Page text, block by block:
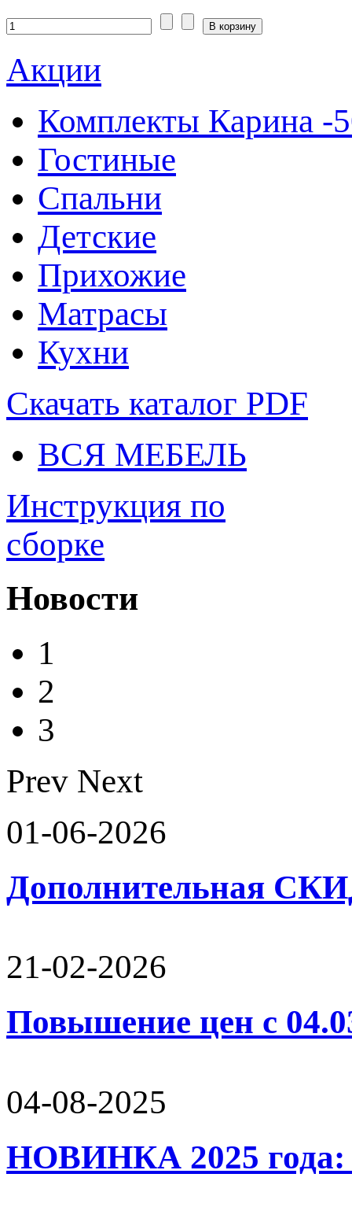
Акции
Комплекты Карина -
Гостиные
Спальни
Детские
Прихожие
Матрасы
Кухни
Скачать каталог PDF
ВСЯ МЕБЕЛЬ
Инструкция по
сборке
Новости
1
2
3
Prev Next
01-06-2026
Дополнительная
21-02-2026
Повышение цен с
04-08-2025
НОВИНКА 2025